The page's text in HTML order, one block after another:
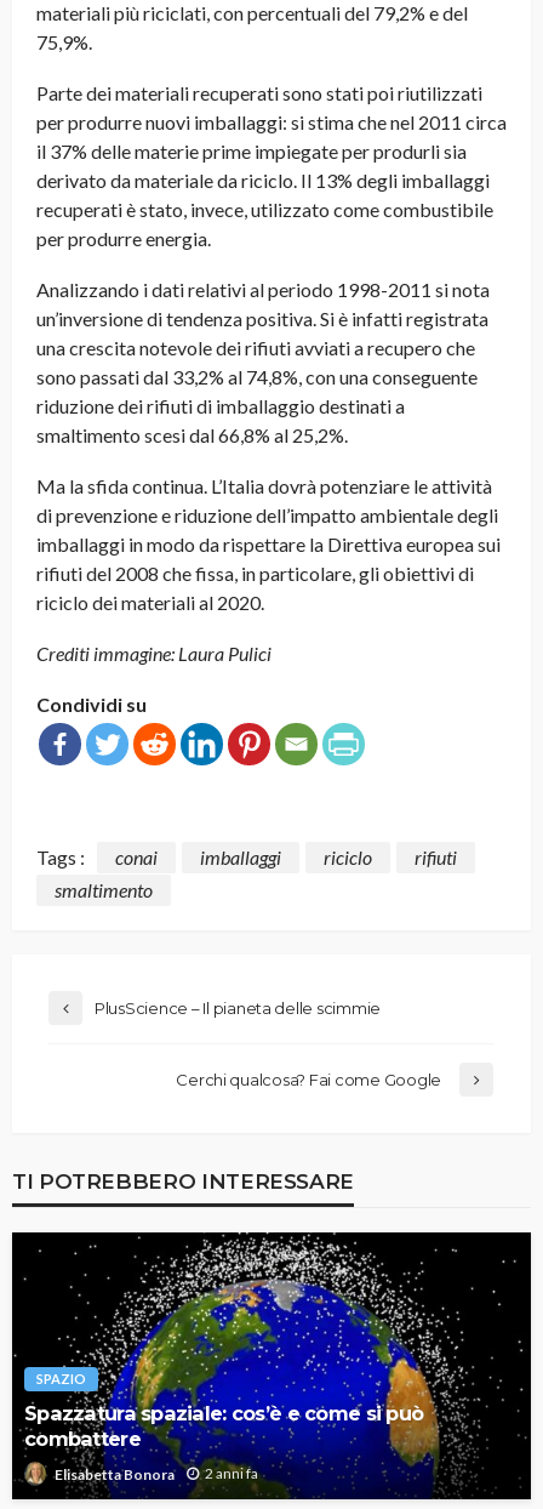
materiali più riciclati, con percentuali del 79,2% e del
75,9%.
Parte dei materiali recuperati sono stati poi riutilizzati
per produrre nuovi imballaggi: si stima che nel 2011 circa
il 37% delle materie prime impiegate per produrli sia
derivato da materiale da riciclo. Il 13% degli imballaggi
recuperati è stato, invece, utilizzato come combustibile
per produrre energia.
Analizzando i dati relativi al periodo 1998-2011 si nota
un’inversione di tendenza positiva. Si è infatti registrata
una crescita notevole dei rifiuti avviati a recupero che
sono passati dal 33,2% al 74,8%, con una conseguente
riduzione dei rifiuti di imballaggio destinati a
smaltimento scesi dal 66,8% al 25,2%.
Ma la sfida continua. L’Italia dovrà potenziare le attività
di prevenzione e riduzione dell’impatto ambientale degli
imballaggi in modo da rispettare la Direttiva europea sui
rifiuti del 2008 che fissa, in particolare, gli obiettivi di
riciclo dei materiali al 2020.
Crediti immagine: Laura Pulici
Condividi su
Tags : conai imballaggi riciclo
rifiuti
smaltimento
PlusScience – Il pianeta delle scimmie
Cerchi qualcosa? Fai come Google
TI POTREBBERO INTERESSARE
SPAZIO
Spazzatura spaziale: cos’è e come si può
combattere
Elisabetta Bonora 2 anni fa